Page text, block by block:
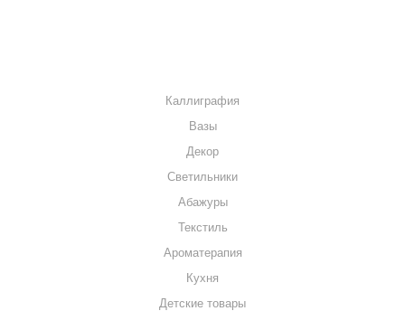
Каллиграфия
Вазы
Декор
Светильники
Абажуры
Текстиль
Ароматерапия
Кухня
Детские товары